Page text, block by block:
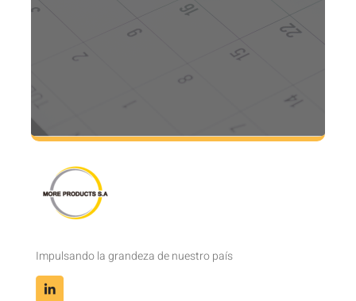
Impulsando la grandeza de nuestro país